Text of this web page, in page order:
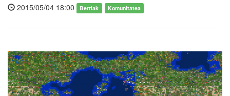
2015/05/04 18:00 Berriak Komunitatea